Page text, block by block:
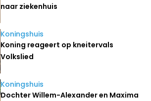
naar ziekenhuis
Koningshuis
Koning reageert op kneitervals
Volkslied
Koningshuis
Dochter Willem-Alexander en Maxima